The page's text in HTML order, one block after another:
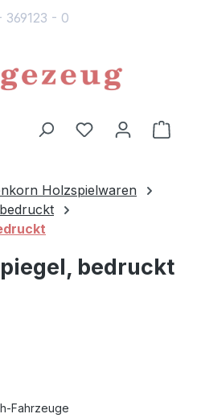
369123 - 0
Du hast 0
Holzspielwaren
bedruckt
Fahrzeuge